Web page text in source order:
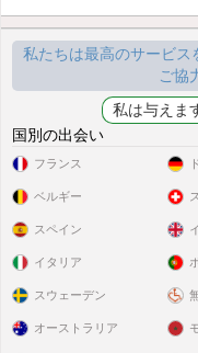
私たちは最高のサービス
ご協
国別の出会い
フランス
ベルギー
スペイン
イタリア
スウェーデン
オーストラリア